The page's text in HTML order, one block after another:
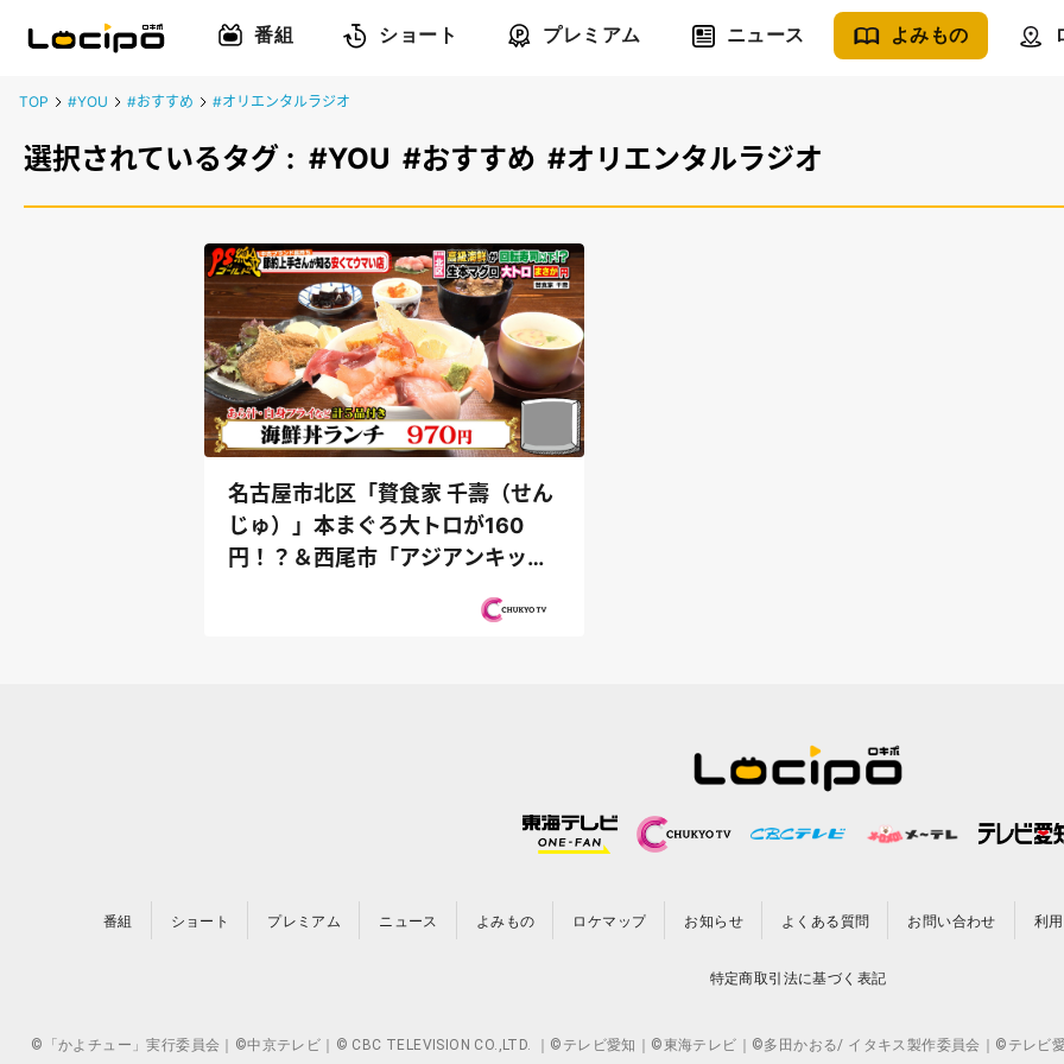
番組 ショート プレミアム ニュース よみもの
TOP #YOU #おすすめ #オリエンタルラジオ
選択されているタグ : #YOU #おすすめ #オリエンタルラジオ
名古屋市北区「贅食家 千壽（せん
じゅ）」本まぐろ大トロが160
円！？＆西尾市「アジアンキッチ
番組 ショート プレミアム ニュース よみもの ロケマップ お知らせ よくある質問 お問い合わせ 利
特定商取引法に基づく表記
©「かよチュー」実行委員会｜©中京テレビ｜© CBC TELEVISION CO.,LTD. ｜©テレビ愛知｜©東海テレビ｜©多田かおる/ イタキス製作委員会｜©テレビ